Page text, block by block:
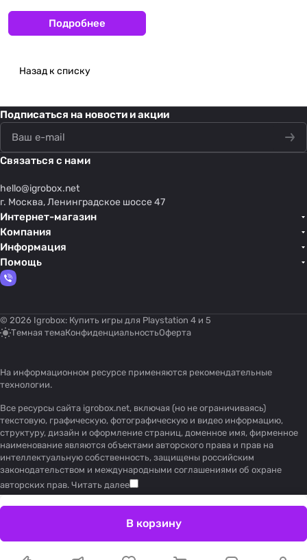
Подробнее
Назад к списку
Подписаться на новости и акции
Связаться с нами
hello@igrobox.net
г. Москва, Ленинградское шоссе 47
Интернет-магазин
Компания
Информация
Помощь
© 2026 Igrobox: Купить игры для Playstation 4 и 5
Темная темаКонфиденциальностьОферта
На информационном ресурсе применяются рекомендательные
технологии.
Все ресурсы сайта igrobox.net, включая (но не ограничиваясь)
текстовую, графическую, фотографическую и видео информацию,
структуру, дизайн и оформление страниц, доменное имя, фирменное
наименование являются объектами авторского права и прав на
интеллектуальную собственность, защищены российским
законодательством и международными соглашениями об охране
авторских прав. Читать далее
В корзину